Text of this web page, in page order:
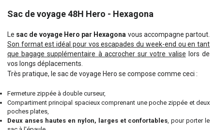
Sac de voyage 48H Hero - Hexagona
Le sac de voyage Hero par Hexagona vous accompagne partout.
Son format est idéal pour vos escapades du week-end ou en tant
que bagage supplémentaire à accrocher sur votre valise lors de
vos longs déplacements.
Très pratique, le sac de voyage Hero se compose comme ceci :
Fermeture zippée à double curseur,
Compartiment principal spacieux comprenant une poche zippée et deux
poches plates,
Deux anses hautes en nylon, larges et confortables , pour porter le